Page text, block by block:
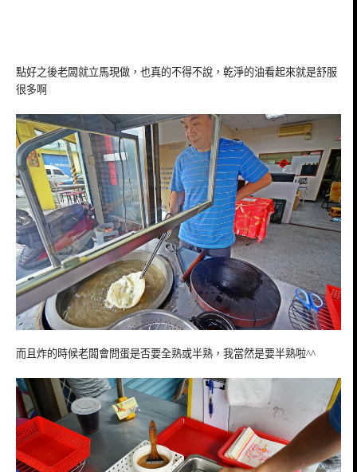
點好之後老闆就立馬現做，也真的不得不說，乾淨的油看起來就是舒服
很多啊
而且炸的時候老闆會問蛋是否要全熟或半熟，我當然是要半熟啦^^